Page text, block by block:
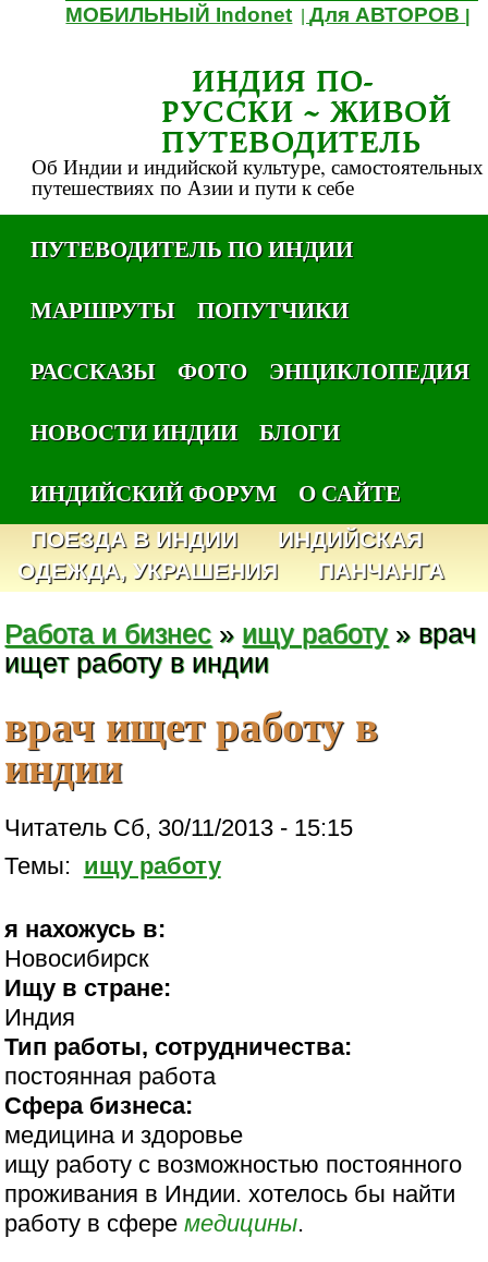
МОБИЛЬНЫЙ Indonet |Для АВТОРОВ
ИНДИЯ ПО-
РУССКИ ~ ЖИВОЙ
ПУТЕВОДИТЕЛЬ
Об Индии и индийской культуре, самостоятельных
путешествиях по Азии и пути к себе
ПУТЕВОДИТЕЛЬ ПО ИНДИИ
МАРШРУТЫ
ПОПУТЧИКИ
РАССКАЗЫ
ФОТО
ЭНЦИКЛОПЕДИЯ
НОВОСТИ ИНДИИ
БЛОГИ
ИНДИЙСКИЙ ФОРУМ
О САЙТЕ
ПОЕЗДА В ИНДИИ
ИНДИЙСКАЯ
ОДЕЖДА, УКРАШЕНИЯ
ПАНЧАНГА
Работа и бизнес » ищу работу» врач
ищет работу в индии
врач ищет работу в
индии
Читатель Сб, 30/11/2013 - 15:15
Темы: ищу работу
я нахожусь в:
Новосибирск
Ищу в стране:
Индия
Тип работы, сотрудничества:
постоянная работа
Сфера бизнеса:
медицина и здоровье
ищу работу с возможностью постоянного
проживания в Индии. хотелось бы найти
работу в сферемедицины.